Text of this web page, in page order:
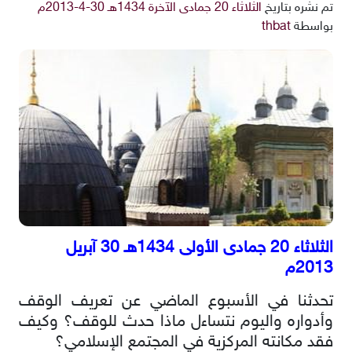
تم نشره بتاريخ الثلاثاء 20 جمادى الآخرة 1434هـ 30-4-2013م
بواسطة thbat
الثلاثاء 20 جمادى الأولى 1434هـ 30 آبريل
2013م
تحدثنا في الأسبوع الماضي عن تعريف الوقف
وأدواره واليوم نتساءل ماذا حدث للوقف؟ وكيف
فقد مكانته المركزية في المجتمع الإسلامي؟